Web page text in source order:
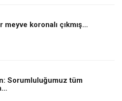
meyve koronalı çıkmış…
Sorumluluğumuz tüm